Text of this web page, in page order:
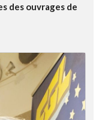
des ouvrages de